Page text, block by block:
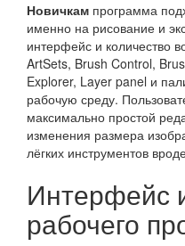
Новичкам программа
именно на рисование и
интерфейс и количество
ArtSets, Brush Control,
Explorer, Layer panel и
рабочую среду.
максимально простой
изменения размера
лёгких инструментов
Интерфейс
рабочего